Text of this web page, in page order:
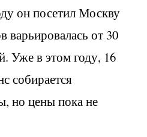
он посетил Москву
варьировалась от 30
Уже в этом году, 16
собирается
но цены пока не